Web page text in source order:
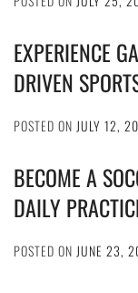
EXPERIENCE
DRIVEN
POSTED ON JULY 12,
BECOME A
DAILY
POSTED ON JUNE 23,